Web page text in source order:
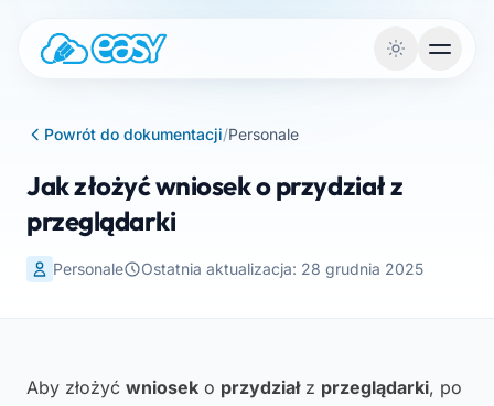
Powrót do dokumentacji/Personale
Jak złożyć wniosek o przydział z
przeglądarki
Personale Ostatnia aktualizacja: 28 grudnia 2025
Aby złożyć wniosek o przydziałz przeglądarki, po